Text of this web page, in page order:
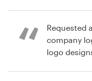
hace 7 años
Md0T
Ver su
Requested
company logo. Received
logo